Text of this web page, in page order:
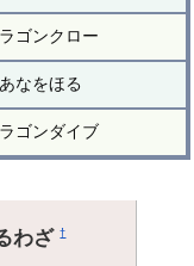
ラゴンクロー
あなをほる
ラゴンダイブ
わざ†